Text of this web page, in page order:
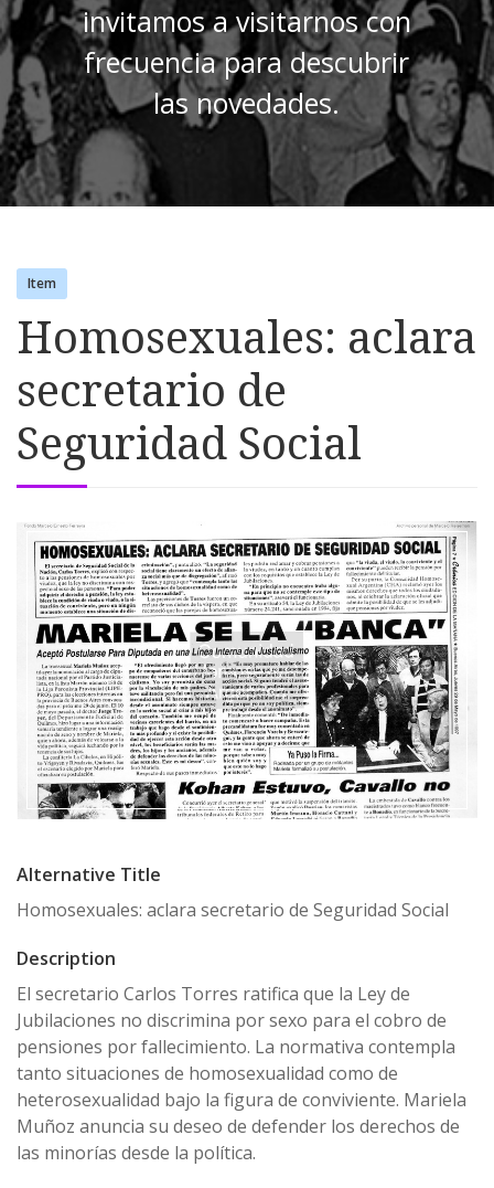
invitamos a visitarnos con
frecuencia para descubrir
las novedades.
Item
Homosexuales: aclara
secretario de
Seguridad Social
Alternative Title
Homosexuales: aclara secretario de Seguridad Social
Description
El secretario Carlos Torres ratifica que la Ley de
Jubilaciones no discrimina por sexo para el cobro de
pensiones por fallecimiento. La normativa contempla
tanto situaciones de homosexualidad como de
heterosexualidad bajo la figura de conviviente. Mariela
Muñoz anuncia su deseo de defender los derechos de
las minorías desde la política.